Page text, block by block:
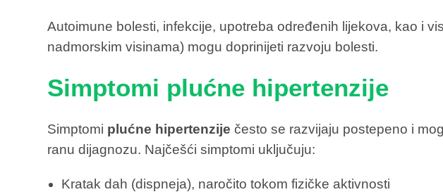
Autoimune bolesti, infekcije, upotreba određenih lijekova, kao i
nadmorskim visinama) mogu doprinijeti razvoju bolesti.
Simptomi plućne hipertenzije
Simptomi plućne hipertenzije često se razvijaju postepeno i
ranu dijagnozu. Najčešći simptomi uključuju:
Kratak dah (dispneja), naročito tokom fizičke aktivnosti